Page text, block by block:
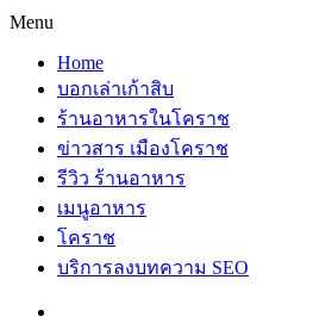
Menu
Home
บอกเล่าเก้าสิบ
ร้านอาหารในโคราช
ข่าวสาร เมืองโคราช
รีวิว ร้านอาหาร
เมนูอาหาร
โคราช
บริการลงบทความ SEO